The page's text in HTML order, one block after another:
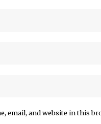
email, and website in this